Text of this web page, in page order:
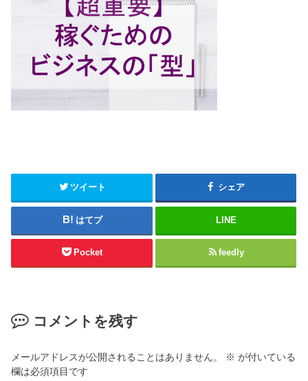
ツイート シェア
はてブ LINE
Pocket feedly
コメントを残す
メールアドレスが公開されることはありません。 ※ が付いている
欄は必須項目です